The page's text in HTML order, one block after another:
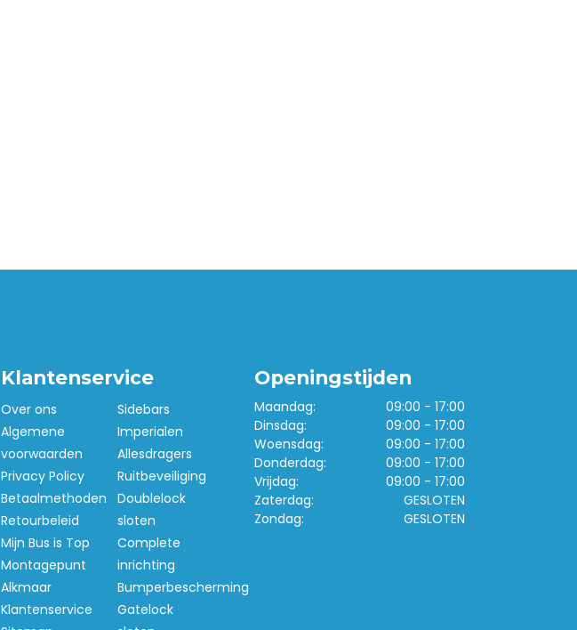
Klantenservice
Over ons
Algemene
voorwaarden
Privacy Policy
Betaalmethoden
Retourbeleid
Mijn Bus is Top
Montagepunt
Alkmaar
Klantenservice
Sidebars
Imperialen
Allesdragers
Ruitbeveiliging
Doublelock
sloten
Complete
inrichting
Bumperbescherming
Gatelock
Openingstijden
Maandag:
09:00 - 17:00
Dinsdag:
09:00 - 17:00
Woensdag:
09:00 - 17:00
Donderdag:
09:00 - 17:00
Vrijdag:
09:00 - 17:00
Zaterdag:
GESLOTEN
Zondag:
GESLOTEN